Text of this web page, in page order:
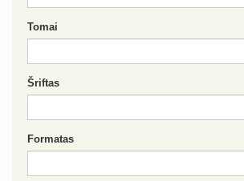
Tomai
Šriftas
Formatas